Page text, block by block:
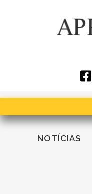
NOTÍCIAS